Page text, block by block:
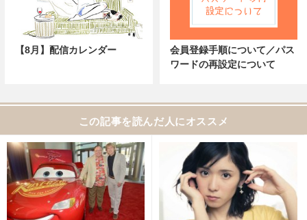
【8月】配信カレンダー
会員登録手順について／パス
ワードの再設定について
この記事を読んだ人にオススメ